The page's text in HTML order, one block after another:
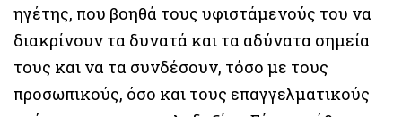
ηγέτης, που βοηθά τους υφιστάμενούς του να
διακρίνουν τα δυνατά και τα αδύνατα σημεία
τους και να τα συνδέσουν, τόσο με τους
προσωπικούς, όσο και τους επαγγελματικούς